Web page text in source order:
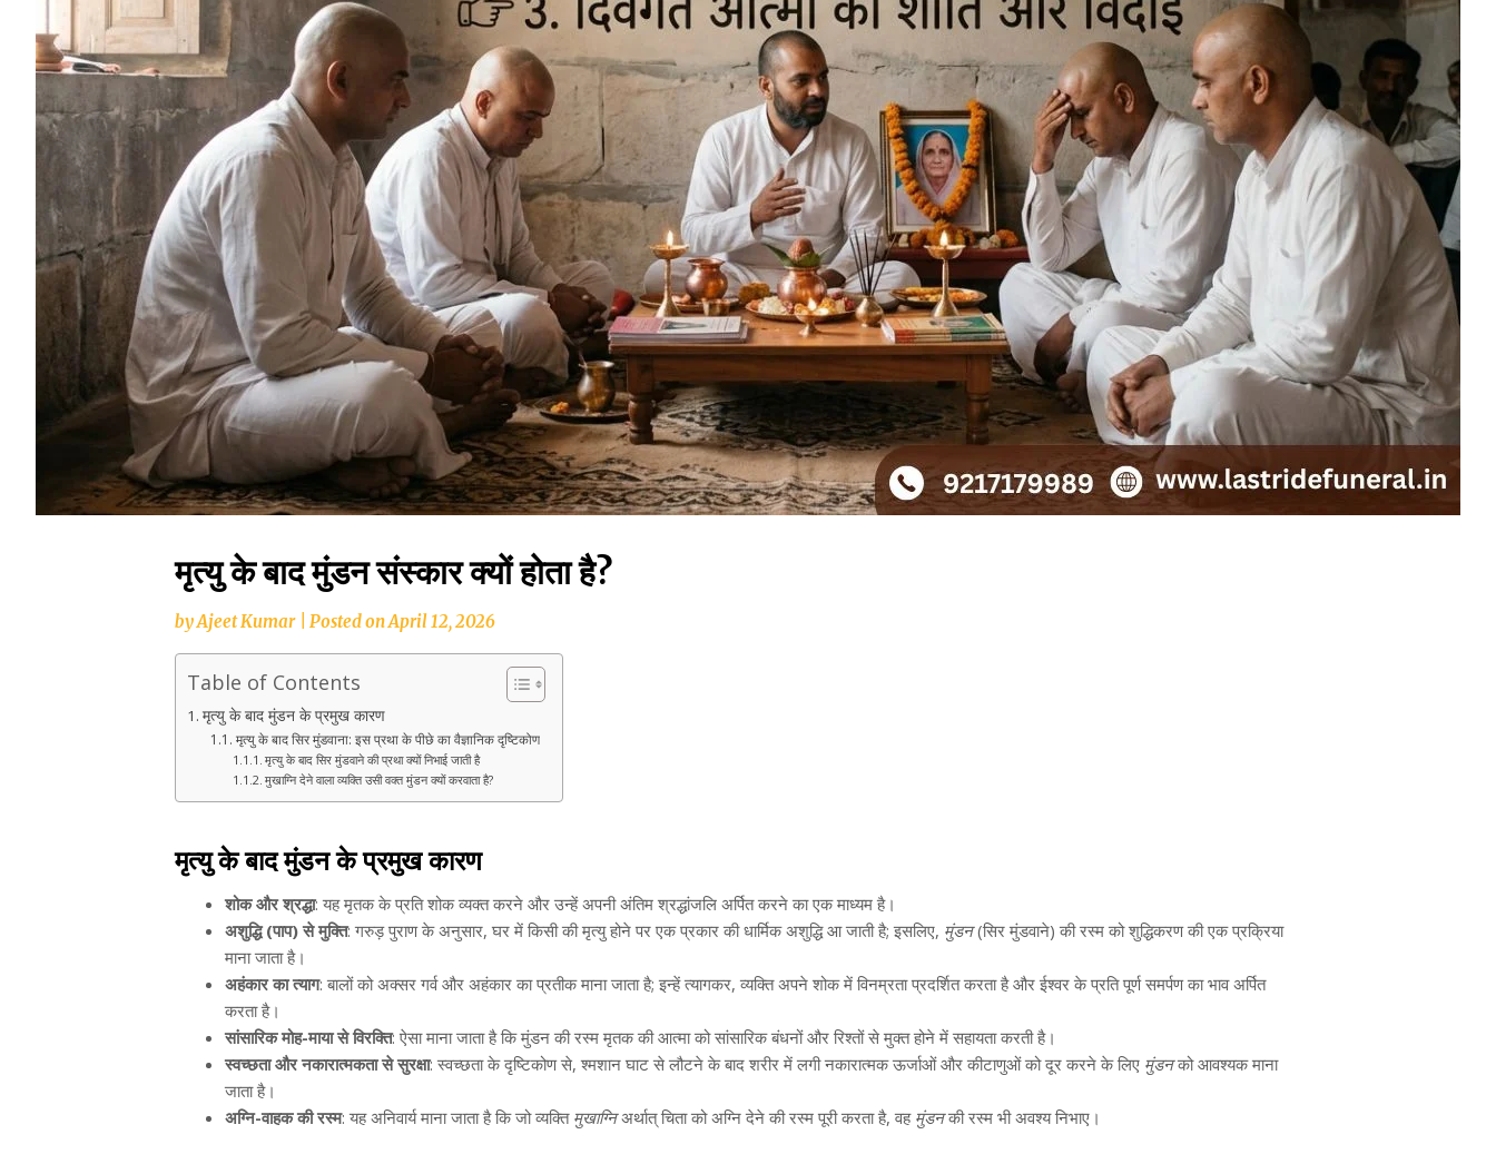
मृत्यु के बाद मुंडन संस्कार क्यों होता है?
byAjeet Kumar Posted onApril 12, 2026
Table of Contents
मृत्यु के बाद मुंडन के प्रमुख कारण
मृत्यु के बाद सिर मुंडवाना: इस प्रथा के पीछे का वैज्ञानिक दृष्टिकोण
मृत्यु के बाद सिर मुंडवाने की प्रथा क्यों निभाई जाती है
मुखाग्नि देने वाला व्यक्ति उसी वक्त मुंडन क्यों करवाता है?
मृत्यु के बाद मुंडन के प्रमुख कारण
शोक और श्रद्धा: यह मृतक के प्रति शोक व्यक्त करने और उन्हें अपनी अंतिम श्रद्धांजलि अर्पित करने का एक माध्यम है।
अशुद्धि (पाप) से मुक्ति: गरुड़ पुराण के अनुसार, घर में किसी की मृत्यु होने पर एक प्रकार की धार्मिक अशुद्धि आ जाती है; इसलिए, मुंडन(सिर मुंडवाने) की रस्म को शुद्धिकरण की एक प्रक्रिया
माना जाता है।
अहंकार का त्याग: बालों को अक्सर गर्व और अहंकार का प्रतीक माना जाता है; इन्हें त्यागकर, व्यक्ति अपने शोक में विनम्रता प्रदर्शित करता है और ईश्वर के प्रति पूर्ण समर्पण का भाव अर्पित
करता है।
सांसारिक मोह-माया से विरक्ति: ऐसा माना जाता है कि मुंडन की रस्म मृतक की आत्मा को सांसारिक बंधनों और रिश्तों से मुक्त होने में सहायता करती है।
स्वच्छता और नकारात्मकता से सुरक्षा: स्वच्छता के दृष्टिकोण से, श्मशान घाट से लौटने के बाद शरीर में लगी नकारात्मक ऊर्जाओं और कीटाणुओं को दूर करने के लिए मुंडनको आवश्यक माना
जाता है।
अग्नि-वाहक की रस्म: यह अनिवार्य माना जाता है कि जो व्यक्ति मुखाग्निअर्थात् चिता को अग्नि देने की रस्म पूरी करता है, वह मुंडनकी रस्म भी अवश्य निभाए।